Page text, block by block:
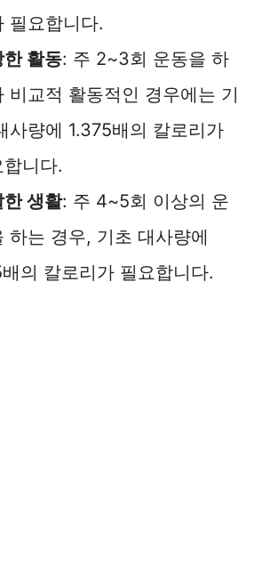
필요합니다.
한 활동: 주 2~3회 운동을 하
비교적 활동적인 경우에는 기
사량에 1.375배의 칼로리가
합니다.
한 생활: 주 4~5회 이상의 운
하는 경우, 기초 대사량에
의 칼로리가 필요합니다.